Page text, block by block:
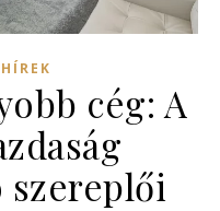
HÍREK
cég: A
szereplői